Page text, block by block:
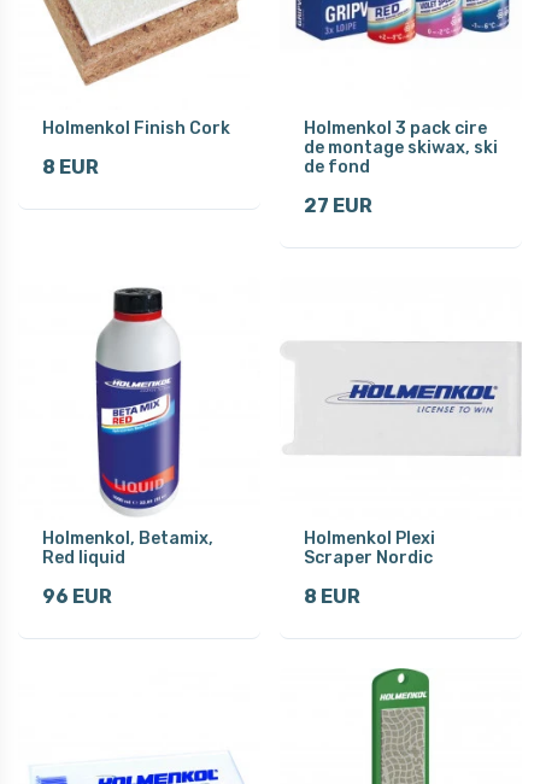
Holmenkol Finish Cork
8 EUR
Holmenkol 3 pack cire
de montage skiwax, ski
de fond
27 EUR
Holmenkol, Betamix,
Red liquid
96 EUR
Holmenkol Plexi
Scraper Nordic
8 EUR